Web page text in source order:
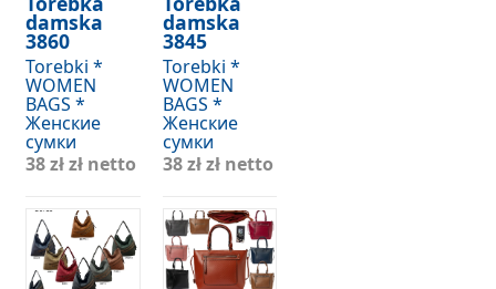
damska
3860
Torebki *
WOMEN
BAGS *
Женские
сумки
38 złzł netto
damska
3845
Torebki *
WOMEN
BAGS *
Женские
сумки
38 złzł netto